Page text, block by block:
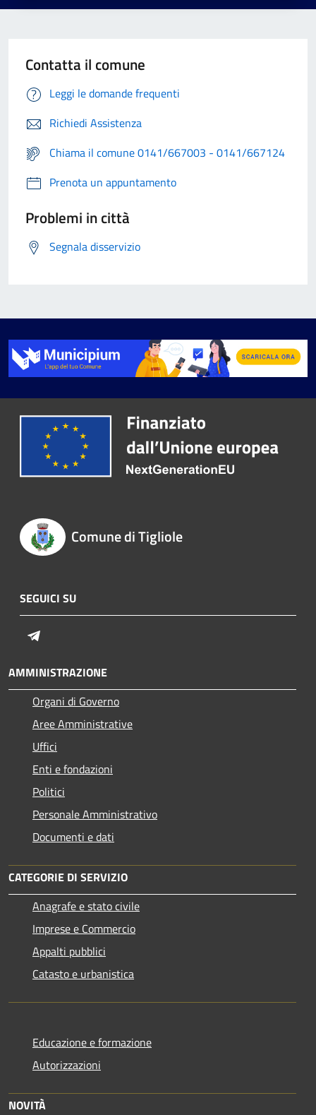
Contatta il comune
Leggi le domande frequenti
Richiedi Assistenza
Chiama il comune 0141/667003 - 0141/667124
Prenota un appuntamento
Problemi in città
Segnala disservizio
Comune di Tigliole
SEGUICI SU
AMMINISTRAZIONE
Organi di Governo
Aree Amministrative
Uffici
Enti e fondazioni
Politici
Personale Amministrativo
Documenti e dati
CATEGORIE DI SERVIZIO
Anagrafe e stato civile
Imprese e Commercio
Appalti pubblici
Catasto e urbanistica
Educazione e formazione
Autorizzazioni
NOVITÀ